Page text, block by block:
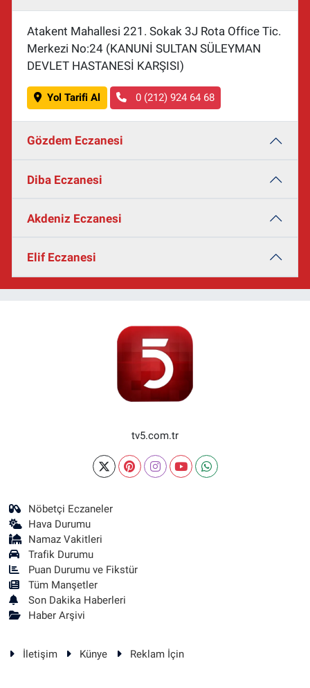
Atakent Mahallesi 221. Sokak 3J Rota Office Tic.
Merkezi No:24 (KANUNİ SULTAN SÜLEYMAN
DEVLET HASTANESİ KARŞISI)
Yol Tarifi Al 0 (212) 924 64 68
Gözdem Eczanesi
Diba Eczanesi
Akdeniz Eczanesi
Elif Eczanesi
tv5.com.tr
Nöbetçi Eczaneler
Hava Durumu
Namaz Vakitleri
Trafik Durumu
Puan Durumu ve Fikstür
Tüm Manşetler
Son Dakika Haberleri
Haber Arşivi
İletişim Künye Reklam İçin